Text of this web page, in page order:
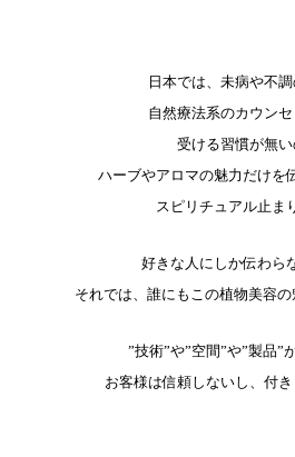
日本では、未病や不
自然療法系のカウン
受ける習慣が無
ハーブやアロマの魅力だけを
スピリチュアル止ま
好きな人にしか伝わら
それでは、誰にもこの植物美容
”技術”や”空間”や”製品”
お客様は信頼しないし、付き